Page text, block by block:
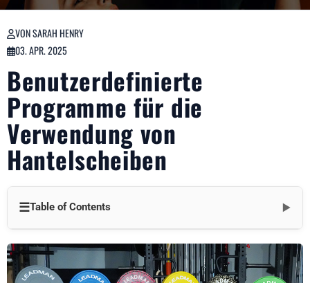
VON SARAH HENRY
03. APR. 2025
Benutzerdefinierte
Programme für die
Verwendung von
Hantelscheiben
☰Table of Contents ▼
1. Unerreichte Vielseitigkeit